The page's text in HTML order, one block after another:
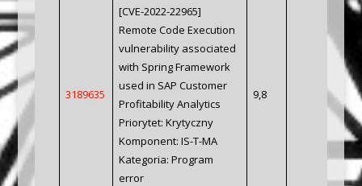
3189635
[CVE-2022-22965]
Remote Code Execution
vulnerability associated
with Spring Framework
used in SAP Customer
Profitability Analytics
Priorytet: Krytyczny
Komponent: IS-T-MA
Kategoria: Program
error
9,8